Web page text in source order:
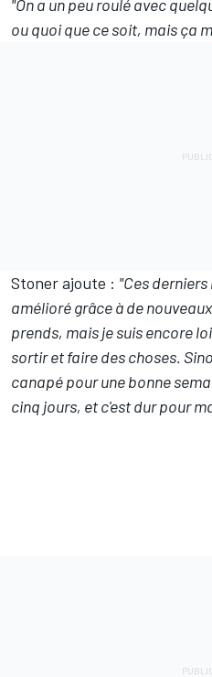
"On a un peu roulé avec
ou quoi que ce soit, mais ça
Stoner ajoute : "Ces
amélioré grâce à de
prends, mais je suis encore
sortir et faire des choses.
canapé pour une bonne
cinq jours, et c'est dur pour